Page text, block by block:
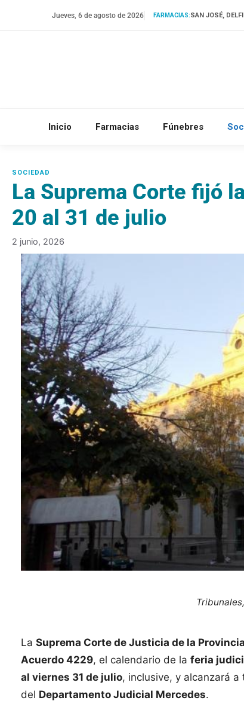
Jueves, 6 de agosto de 2026 FARMACIAS:SAN JOSÉ,
Inicio Farmacias Fúnebres
La Suprema Corte fijó
20 al 31 de julio
2 junio, 2026
LaSuprema Corte de Justicia de la
Acuerdo 4229, el calendario de laferia
al viernes 31 de julio, inclusive, y alcanzará
del Departamento Judicial Mercedes.